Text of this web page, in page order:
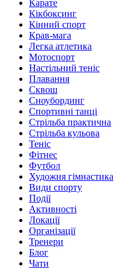
Карате
Кікбоксинг
Кінний спорт
Крав-мага
Легка атлетика
Мотоспорт
Настільний теніс
Плавання
Сквош
Сноубординг
Спортивні танці
Стрільба практична
Стрільба кульова
Теніс
Фітнес
Футбол
Художня гімнастика
Види спорту
Події
Активності
Локації
Організації
Тренери
Блог
Чати